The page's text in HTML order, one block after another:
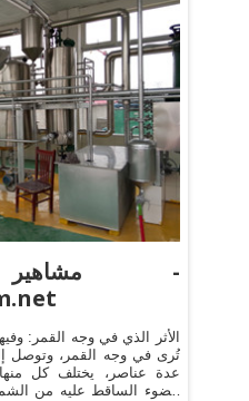
تُرى في وجه القمر، وتوصل
عدة عناصر، يختلف كل
الضوء الساقط عليه من